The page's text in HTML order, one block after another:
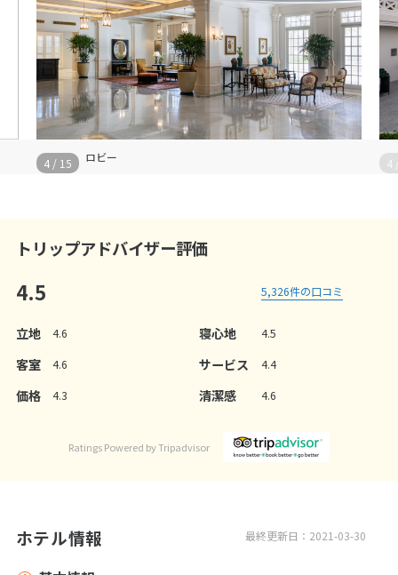
ロビー
4 / 15 4
トリップアドバイザー評価
4.5 5,326件の口コミ
立地 4.6 寝心地 4.5
客室 4.6 サービス 4.4
価格 4.3 清潔感 4.6
Ratings Powered by Tripadvisor
最終更新日：2021-03-30
ホテル情報